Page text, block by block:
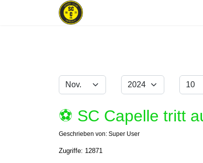
Filter
Monat Jahr Anzeige #
⚽️ SC Capelle tritt
Geschrieben von: Super User
Zugriffe: 12871